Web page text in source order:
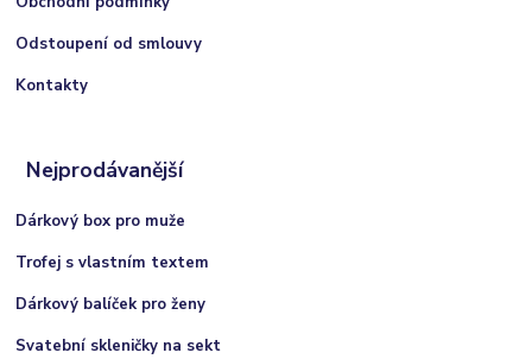
Odstoupení od smlouvy
Kontakty
Nejprodávanější
Dárkový box pro muže
Trofej s vlastním textem
Dárkový balíček pro ženy
Svatební skleničky na sekt